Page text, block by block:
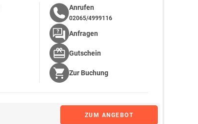
ZUM ANGEBOT
Anrufen
02065/4999116
Anfragen
Gutschein
Zur Buchung